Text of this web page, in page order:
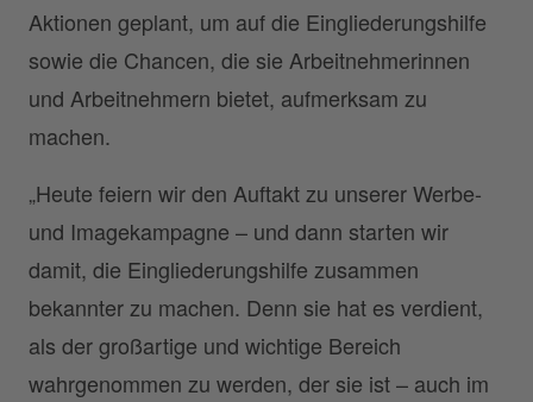
Aktionen geplant, um auf die Eingliederungshilfe
sowie die Chancen, die sie Arbeitnehmerinnen
und Arbeitnehmern bietet, aufmerksam zu
machen.
„Heute feiern wir den Auftakt zu unserer Werbe-
und Imagekampagne – und dann starten wir
damit, die Eingliederungshilfe zusammen
bekannter zu machen. Denn sie hat es verdient,
als der großartige und wichtige Bereich
wahrgenommen zu werden, der sie ist – auch im